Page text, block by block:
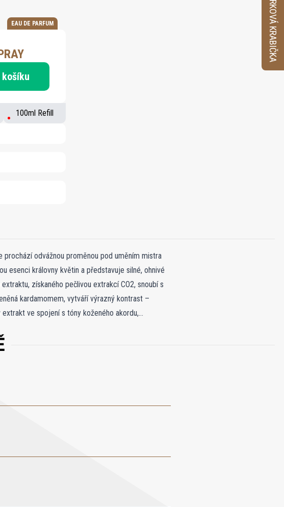
EAU DE PARFUM
100ml Refill
odvážnou proměnou pod uměním mistra
esenci královny květin a představuje silné, ohnivé
získaného pečlivou extrakcí CO2, snoubí s
kardamomem, vytváří výrazný kontrast –
ve spojení s tóny koženého akordu,
hloubku pačuli a vetiveru, které tvoří hluboký,
růže snoubí s intenzitou kávy a hloubkou
VZORKOVÁ KRABIČKA